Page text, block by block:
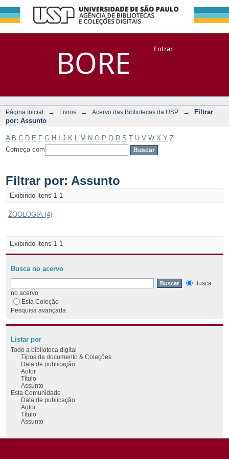
BORE
Filtrar por:
Assunto
DSpace/Manakin + CoriscoEntrar
Página Inicial → Livros → Acervo das Bibliotecas da USP →
Filtrar
por: Assunto
A B C D E F G H J K M N O P Q R S T U V W X Y Z
Começa com
Filtrar por: Assunto
Exibindo itens 1-1
ZOOLOGIA (4)
Exibindo itens 1-1
Busca no acervo
Busca
no acervo
Esta Coleção
Pesquisa avançada
Listar por
Todo a biblioteca digital
Tipos de documento & Coleções
Data de publicação
Autor
Título
Assunto
Esta Comunidade
Data de publicação
Autor
Título
Assunto